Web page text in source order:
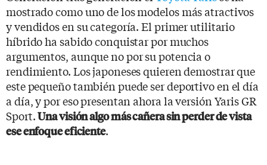
mostrado como uno de los modelos más atractivos
y vendidos en su categoría. El primer utilitario
híbrido ha sabido conquistar por muchos
argumentos, aunque no por su potencia o
rendimiento. Los japoneses quieren demostrar que
este pequeño también puede ser deportivo en el día
a día, y por eso presentan ahora la versión Yaris GR
Sport.Una visión algo más cañera sin perder de vista
ese enfoque eficiente.